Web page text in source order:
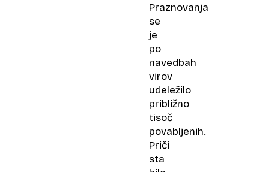
Praznovanja
se
je
po
navedbah
virov
udeležilo
približno
tisoč
povabljenih.
Priči
sta